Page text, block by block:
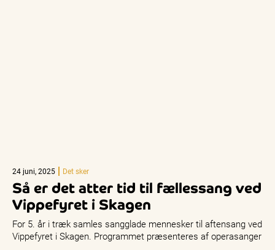
24 juni, 2025 Det sker
Så er det atter tid til fællessang ved
Vippefyret i Skagen
For 5. år i træk samles sangglade mennesker til aftensang ved
Vippefyret i Skagen. Programmet præsenteres af operasanger